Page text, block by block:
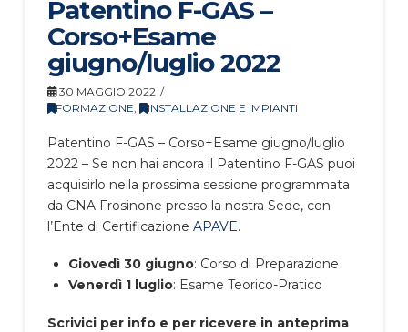
Patentino F-GAS –
Corso+Esame
giugno/luglio 2022
30 MAGGIO 2022
FORMAZIONE, INSTALLAZIONE E IMPIANTI
Patentino F-GAS – Corso+Esame giugno/luglio
2022 – Se non hai ancora il Patentino F-GAS puoi
acquisirlo nella prossima sessione programmata
da CNA Frosinone presso la nostra Sede, con
l’Ente di Certificazione APAVE.
Giovedì 30 giugno: Corso di Preparazione
Venerdì 1 luglio: Esame Teorico-Pratico
Scrivici per info e per ricevere in anteprima